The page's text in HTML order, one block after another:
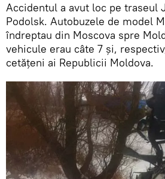
Accidentul a avut loc pe traseul
Podolsk. Autobuzele de model
îndreptau din Moscova spre
vehicule erau câte 7 și,
cetățeni ai Republicii Moldova.